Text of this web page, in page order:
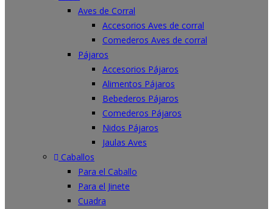
Aves de Corral
Accesorios Aves de corral
Comederos Aves de corral
Pájaros
Accesorios Pájaros
Alimentos Pájaros
Bebederos Pájaros
Comederos Pájaros
Nidos Pájaros
Jaulas Aves
Caballos
Para el Caballo
Para el Jinete
Cuadra